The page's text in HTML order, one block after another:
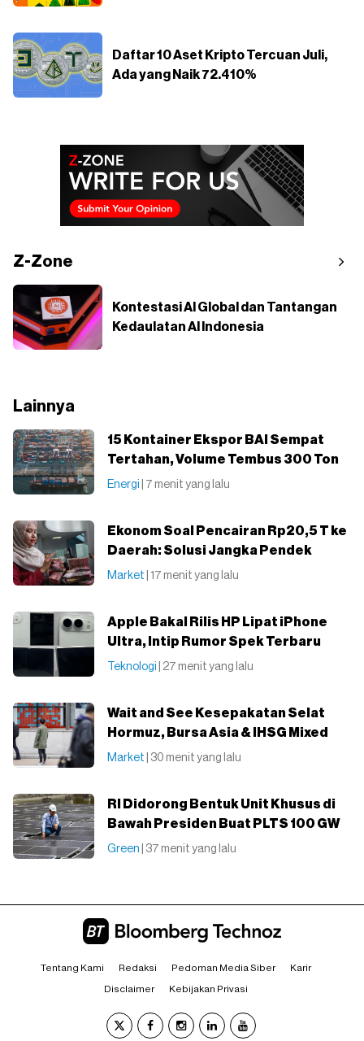
Daftar 10 Aset Kripto Tercuan Juli,
Ada yang Naik 72.410%
Z-Zone
Kontestasi AI Global dan Tantangan
Kedaulatan AI Indonesia
Lainnya
15 Kontainer Ekspor BAI Sempat
Tertahan, Volume Tembus 300 Ton
Energi | 7 menit yang lalu
Ekonom Soal Pencairan Rp20,5 T ke
Daerah: Solusi Jangka Pendek
Market | 17 menit yang lalu
Apple Bakal Rilis HP Lipat iPhone
Ultra, Intip Rumor Spek Terbaru
Teknologi | 27 menit yang lalu
Wait and See Kesepakatan Selat
Hormuz, Bursa Asia & IHSG Mixed
Market | 30 menit yang lalu
RI Didorong Bentuk Unit Khusus di
Bawah Presiden Buat PLTS 100 GW
Green | 37 menit yang lalu
Tentang Kami Redaksi Pedoman Media Siber Karir
Disclaimer Kebijakan Privasi